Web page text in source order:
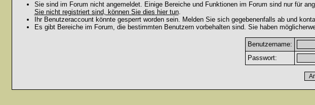
Sie sind im Forum nicht angemeldet. Einige Bereiche und Funktionen im Forum sind nur für
Sie nicht registriert sind, können Sie dies hier tun.
Ihr Benutzeraccount könnte gesperrt worden sein. Melden Sie sich gegebenenfalls ab und
Es gibt Bereiche im Forum, die bestimmten Benutzern vorbehalten sind. Sie haben
Benutzername:
Passwort: